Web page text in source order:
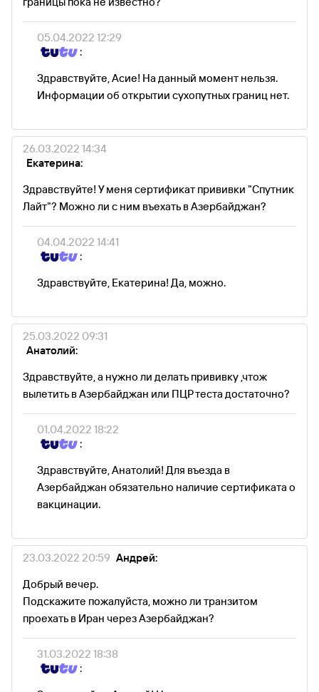
05.04.2022 12:29
:
Здравствуйте, Асие! На данный момент нельзя.
Информации об открытии сухопутных границ нет.
26.03.2022 14:34
Екатерина:
Здравствуйте! У меня сертификат прививки "Спутник
Лайт"? Можно ли с ним въехать в Азербайджан?
04.04.2022 14:41
:
Здравствуйте, Екатерина! Да, можно.
25.03.2022 09:31
Анатолий:
Здравствуйте, а нужно ли делать прививку ,чтож
вылетить в Азербайджан или ПЦР теста достаточно?
01.04.2022 18:22
:
Здравствуйте, Анатолий! Для въезда в
Азербайджан обязательно наличие сертификата о
вакцинации.
23.03.2022 20:59 Андрей:
Добрый вечер.
Подскажите пожалуйста, можно ли транзитом
проехать в Иран через Азербайджан?
31.03.2022 18:38
: